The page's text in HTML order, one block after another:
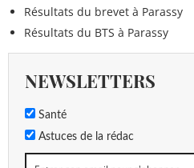
Résultats du brevet à Parassy
Résultats du BTS à Parassy
NEWSLETTERS
Santé
Astuces de la rédac